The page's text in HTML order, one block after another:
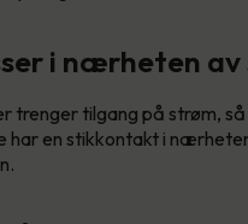
i nærheten
trenger tilgang på strøm,
har en stikkontakt i